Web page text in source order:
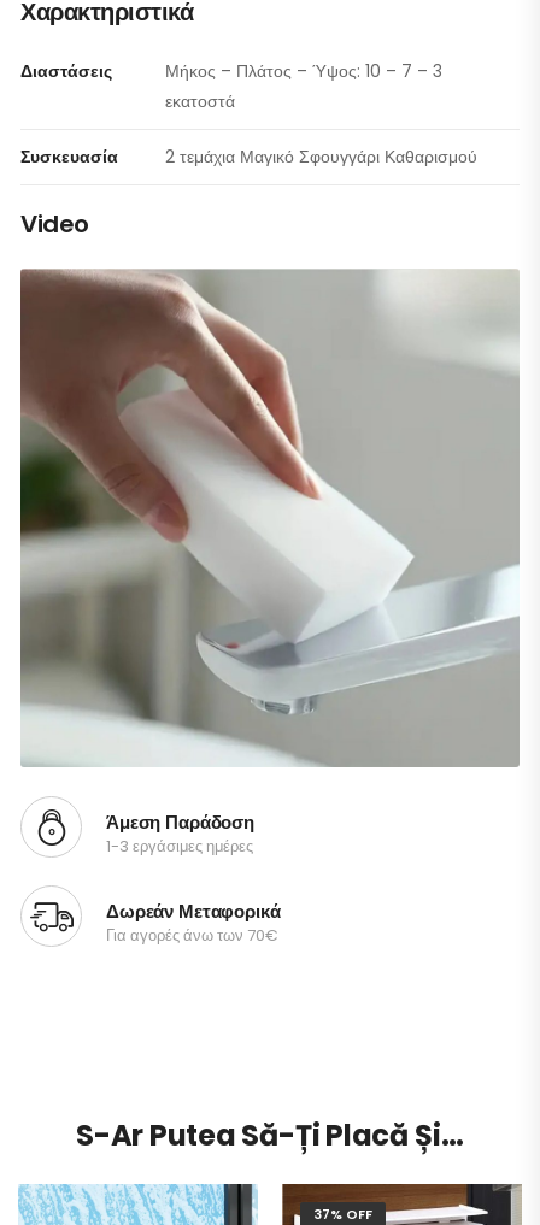
Χαρακτηριστικά
Διαστάσεις
Μήκος – Πλάτος – Ύψος: 10 – 7 – 3
εκατοστά
Συσκευασία 2 τεμάχια Μαγικό Σφουγγάρι Καθαρισμού
Video
Άμεση Παράδοση
1-3 εργάσιμες ημέρες
Δωρεάν Μεταφορικά
Για αγορές άνω των 70€
S-Ar Putea Să-Ți Placă Și…
37% OFF